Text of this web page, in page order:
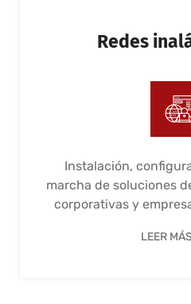
Redes
Instalación,
marcha de soluciones
corporativas y
LEER